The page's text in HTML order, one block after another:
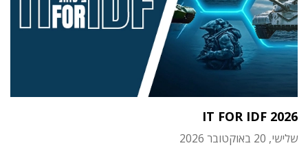
IT FOR IDF 2026
שלישי, 20 באוקטובר 2026